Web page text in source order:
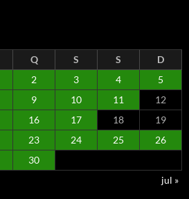
Q S S
D
2 3 4
5
9 10 11
12
16 17 18
19
23 24 25
26
30
jul »